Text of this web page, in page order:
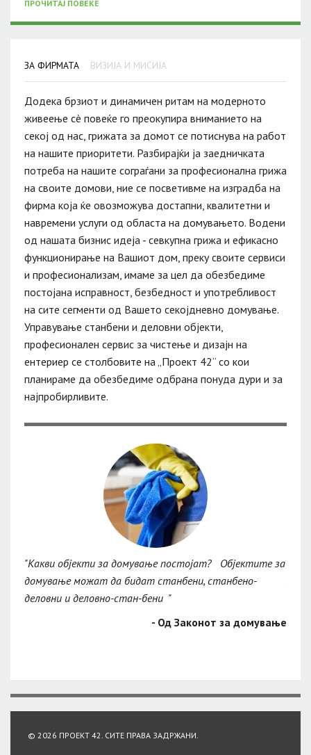
ПРОЧИТАЈ ПОВЕЌЕ
ЗА ФИРМАТА ВИЗИЈА И МИСИЈА
Додека брзиот и динамичен ритам на модерното
живеење сè повеќе го преокупира вниманието на
секој од нас, грижата за домот се потиснува на работ
на нашите приоритети. Разбирајќи ја заедничката
потреба на нашите сограѓани за професионална грижа
на своите домови, ние се посветивме на изградба на
фирма која ќе овозможува достапни, квалитетни и
навремени услуги од областа на домувањето. Водени
од нашата бизнис идеја - севкупна грижа и ефикасно
функционирање на Вашиот дом, преку своите сервиси
и професионализам, имаме за цел да обезбедиме
постојана исправност, безбедност и употребливост
на сите сегменти од Вашето секојдневно домување.
Управување станбени и деловни објекти,
професионален сервис за чистење и дизајн на
ентериер се столбовите на „Проект 42“ со кои
планираме да обезбедиме одбрана понуда дури и за
најпробирливите.
"Какви објекти за домување постојат? Објектите за
домување можат да бидат станбени, станбено-
деловни и деловно-стан-бени "
- Од Законот за домување
© 2026 ПРОЕКТ 42. СИТЕ ПРАВА ЗАДРЖАНИ.